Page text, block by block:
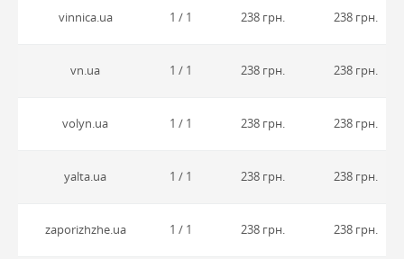
vinnica.ua 1 / 1 238 грн. 238 грн.
vn.ua 1 / 1 238 грн. 238 грн.
volyn.ua 1 / 1 238 грн. 238 грн.
yalta.ua 1 / 1 238 грн. 238 грн.
zaporizhzhe.ua 1 / 1 238 грн. 238 грн.